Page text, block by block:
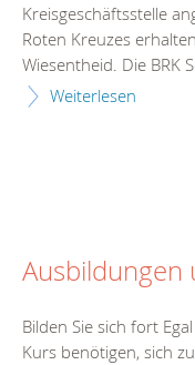
Kreisgeschäftsstelle
Roten Kreuzes
Wiesentheid. Die BRK
Weiterlesen
Ausbildungen
Bilden Sie sich fort
Kurs benötigen, sich